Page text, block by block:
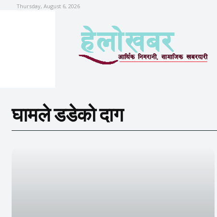
Thursday, August 6, 2026
घामले डडेको दाग